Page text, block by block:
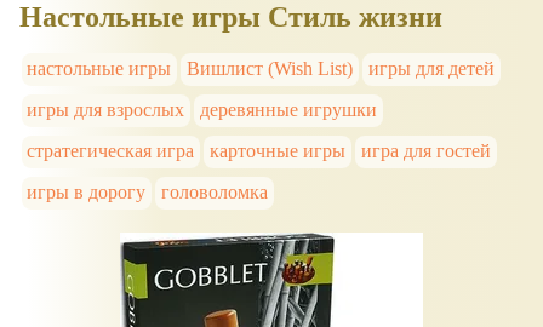
Настольные игры Стиль жизни
настольные игры Вишлист (Wish List)
игры для детей
игры для взрослых
деревянные игрушки
стратегическая игра
карточные игры
игра для гостей
игры в дорогу
головоломка